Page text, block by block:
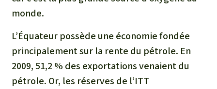
monde.
L’Équateur possède une économie fondée
principalement sur la rente du pétrole. En
2009, 51,2 % des exportations venaient du
pétrole. Or, les réserves de l’ITT